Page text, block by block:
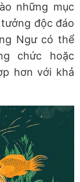
những mục
độc đáo
Ngư có thể
chức hoặc
hơn với khả